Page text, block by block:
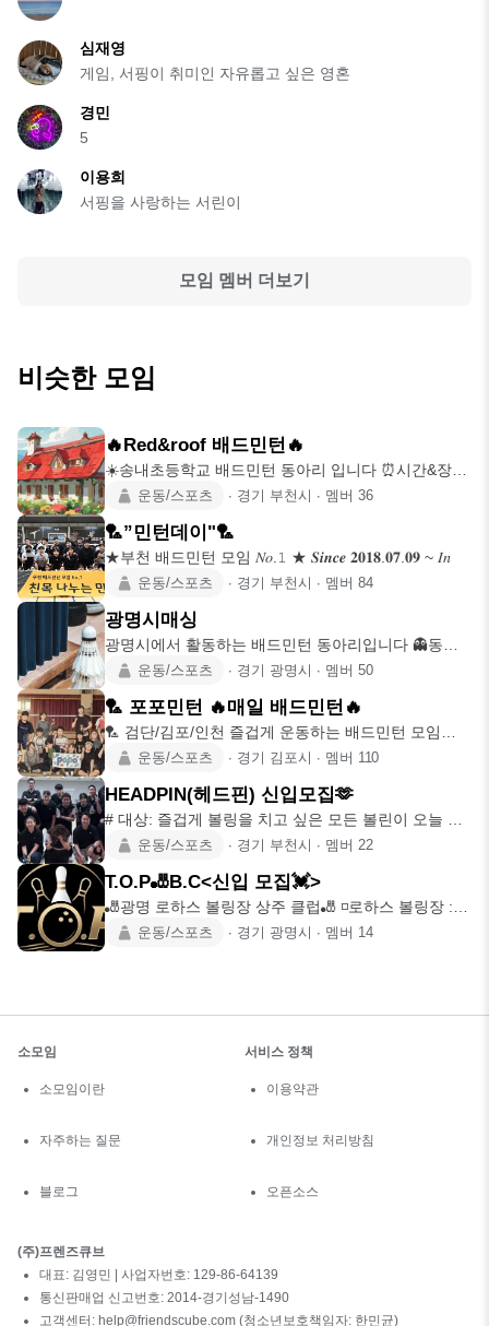
심재영
게임, 서핑이 취미인 자유롭고 싶은 영혼
경민
5
이용희
서핑을 사랑하는 서린이
모임 멤버 더보기
비슷한 모임
🔥Red&roof 배드민턴🔥
☀️송내초등학교 배드민턴 동아리 입니다 ⏰시간&장소
송내초등학교 월
운동/스포츠 ∙ 경기 부천시 ∙ 멤버 36
🏸”민턴데이"🏸
★부천 배드민턴 모임 𝑁𝑜.𝟷 ★ 𝑺𝒊𝒏𝒄𝒆 𝟐𝟎𝟏𝟖.𝟎𝟕.𝟎𝟗 ~ 𝐼𝑛
운동/스포츠 ∙ 경기 부천시 ∙ 멤버 84
광명시매싱
광명시에서 활동하는 배드민턴 동아리입니다 👻동아
리 운영진👻
운동/스포츠 ∙ 경기 광명시 ∙ 멤버 50
🏸 포포민턴 🔥매일 배드민턴🔥
🏸 검단/김포/인천 즐겁게 운동하는 배드민턴 모임
Since 2024.0
운동/스포츠 ∙ 경기 김포시 ∙ 멤버 110
HEADPIN(헤드핀) 신입모집🫶
# 대상: 즐겁게 볼링을 치고 싶은 모든 볼린이 오늘 볼
운동/스포츠 ∙ 경기 부천시 ∙ 멤버 22
T.O.P🎳B.C<신입 모집💓>
🎳광명 로하스 볼링장 상주 클럽🎳 ◽️로하스 볼링장 :
오리로운동/스포츠 ∙ 경기 광명시 ∙ 멤버 14
소모임
소모임이란
자주하는 질문
블로그
서비스 정책
이용약관
개인정보 처리방침
오픈소스
(주)프렌즈큐브
대표: 김영민 | 사업자번호: 129-86-64139
통신판매업 신고번호: 2014-경기성남-1490
고객센터: help@friendscube.com (청소년보호책임자: 한민균)